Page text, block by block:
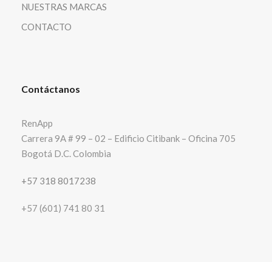
NUESTRAS MARCAS
CONTACTO
Contáctanos
RenApp
Carrera 9A # 99 – 02 – Edificio Citibank – Oficina 705
Bogotá D.C. Colombia
+57 318 8017238
+57 (601) 741 80 31